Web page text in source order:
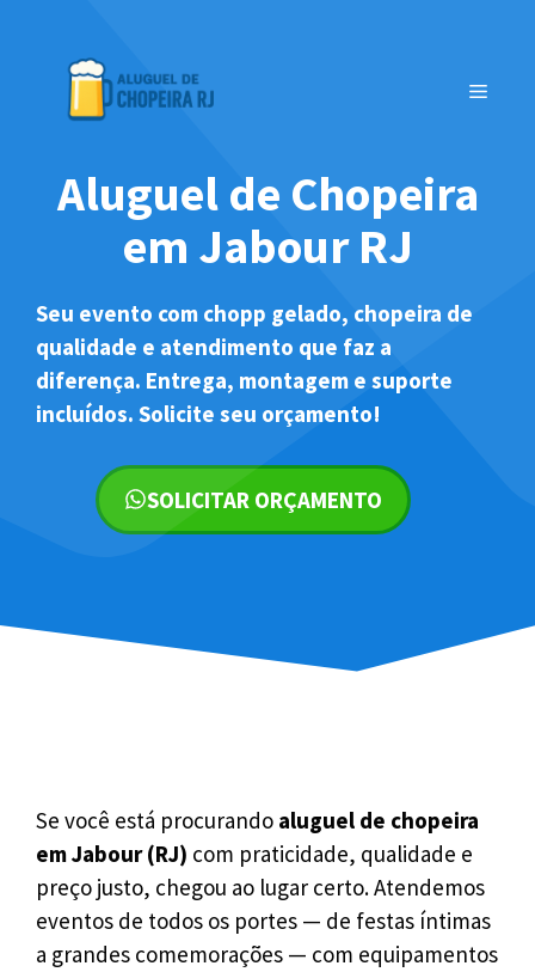
conteúdo
MENU
Aluguel de Chopeira
em Jabour RJ
Seu evento com chopp gelado, chopeira de
qualidade e atendimento que faz a
diferença. Entrega, montagem e suporte
incluídos. Solicite seu orçamento!
SOLICITAR ORÇAMENTO
Se você está procurando aluguel de chopeira
em Jabour (RJ) com praticidade, qualidade e
preço justo, chegou ao lugar certo. Atendemos
eventos de todos os portes — de festas íntimas
a grandes comemorações — com equipamentos